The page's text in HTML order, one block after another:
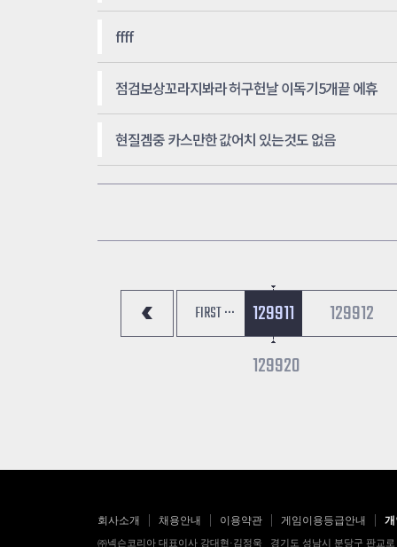
ffff
점검보상꼬라지봐라 허구헌날 이독기5개끝 에휴
현질겜중 카스만한 값어치 있는것도 없음
FIRST ··· 129911
129912
129920
회사소개 채용안내 이용약관 게임이용등급안내
㈜넥슨코리아 대표이사 강대현·김정욱 경기도 성남시 분당구 판교